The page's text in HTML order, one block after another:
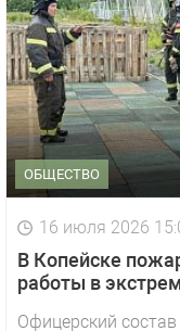
ОБЩЕСТВО
16 июля 2026
В Копейске
работы в
Офицерский состав